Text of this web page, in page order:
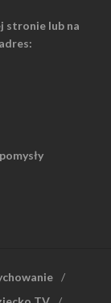
stronie lub na